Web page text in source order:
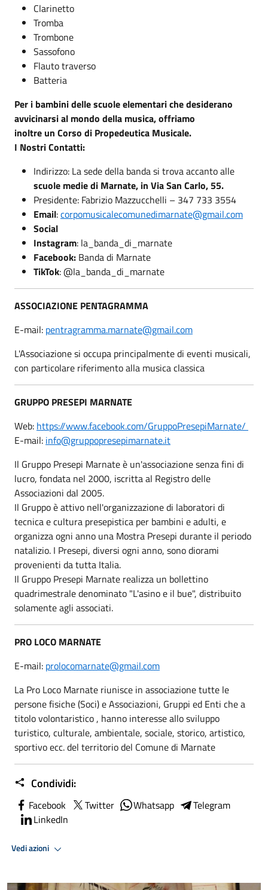
Clarinetto
Tromba
Trombone
Sassofono
Flauto traverso
Batteria
Per i bambini delle scuole elementari che desiderano
avvicinarsi al mondo della musica, offriamo
inoltre un Corso di Propedeutica Musicale.
I Nostri Contatti:
Indirizzo: La sede della banda si trova accanto alle
scuole medie di Marnate, in Via San Carlo, 55.
Presidente: Fabrizio Mazzucchelli – 347 733 3554
Email:corpomusicalecomunedimarnate@gmail.com
Social
Instagram: la_banda_di_marnate
Facebook: Banda di Marnate
TikTok: @la_banda_di_marnate
ASSOCIAZIONE PENTAGRAMMA
E-mail: pentragramma.marnate@gmail.com
L'Associazione si occupa principalmente di eventi musicali,
con particolare riferimento alla musica classica
GRUPPO PRESEPI MARNATE
Web: https://www.facebook.com/GruppoPresepiMarnate/
E-mail: info@gruppopresepimarnate.it
Il Gruppo Presepi Marnate è un'associazione senza fini di
lucro, fondata nel 2000, iscritta al Registro delle
Associazioni dal 2005.
Il Gruppo è attivo nell'organizzazione di laboratori di
tecnica e cultura presepistica per bambini e adulti, e
organizza ogni anno una Mostra Presepi durante il periodo
natalizio. I Presepi, diversi ogni anno, sono diorami
provenienti da tutta Italia.
Il Gruppo Presepi Marnate realizza un bollettino
quadrimestrale denominato "L'asino e il bue", distribuito
solamente agli associati.
PRO LOCO MARNATE
E-mail: prolocomarnate@gmail.com
La Pro Loco Marnate riunisce in associazione tutte le
persone fisiche (Soci) e Associazioni, Gruppi ed Enti che a
titolo volontaristico , hanno interesse allo sviluppo
turistico, culturale, ambientale, sociale, storico, artistico,
sportivo ecc. del territorio del Comune di Marnate
Condividi:
Facebook Twitter Whatsapp
Telegram
LinkedIn
Vedi azioni